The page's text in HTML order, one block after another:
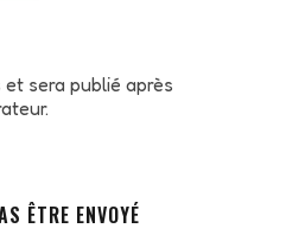
sera publié après
ÊTRE ENVOYÉ